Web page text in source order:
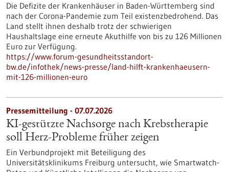
Die Defizite der Krankenhäuser in Baden-Württemberg sind
nach der Corona-Pandemie zum Teil existenzbedrohend. Das
Land stellt ihnen deshalb trotz der schwierigen
Haushaltslage eine erneute Akuthilfe von bis zu 126 Millionen
Euro zur Verfügung.
https://www.forum-gesundheitsstandort-
bw.de/infothek/news-presse/land-hilft-krankenhaeusern-
mit-126-millionen-euro
Pressemitteilung - 07.07.2026
KI-gestützte Nachsorge nach Krebstherapie
soll Herz-Probleme früher zeigen
Ein Verbundprojekt mit Beteiligung des
Universitätsklinikums Freiburg untersucht, wie Smartwatch-